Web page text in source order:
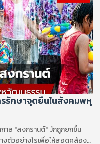
รักษาจุดยืนในสังคมพหุ
าล "สงกรานต์" มักถูกยกขึ้น
างตัวอย่างไรเพื่อให้สอดคล้อง